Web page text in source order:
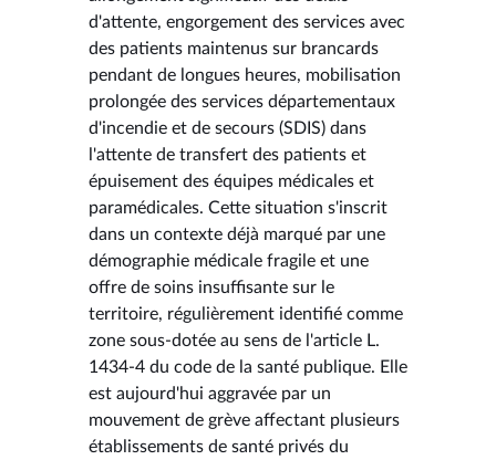
d'attente, engorgement des services avec
des patients maintenus sur brancards
pendant de longues heures, mobilisation
prolongée des services départementaux
d'incendie et de secours (SDIS) dans
l'attente de transfert des patients et
épuisement des équipes médicales et
paramédicales. Cette situation s'inscrit
dans un contexte déjà marqué par une
démographie médicale fragile et une
offre de soins insuffisante sur le
territoire, régulièrement identifié comme
zone sous-dotée au sens de l'article L.
1434-4 du code de la santé publique. Elle
est aujourd'hui aggravée par un
mouvement de grève affectant plusieurs
établissements de santé privés du